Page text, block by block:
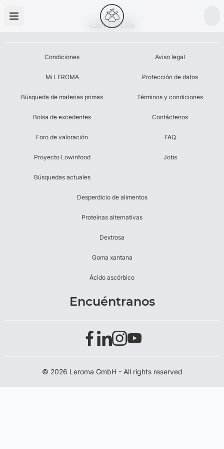
Leroma
Condiciones
Mi LEROMA
Búsqueda de materias primas
Bolsa de excedentes
Foro de valoración
Proyecto Lowinfood
Búsquedas actuales
Aviso legal
Protección de datos
Términos y condiciones
Contáctenos
FAQ
Jobs
Desperdicio de alimentos
Proteínas alternativas
Dextrosa
Goma xantana
Ácido ascórbico
Encuéntranos
© 2026 Leroma GmbH - All rights reserved